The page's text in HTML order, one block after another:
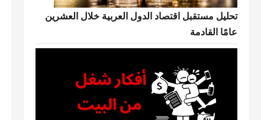
تحليل مستقبل اقتصاد الدول العربية خلال العشرين
عامًا القادمة